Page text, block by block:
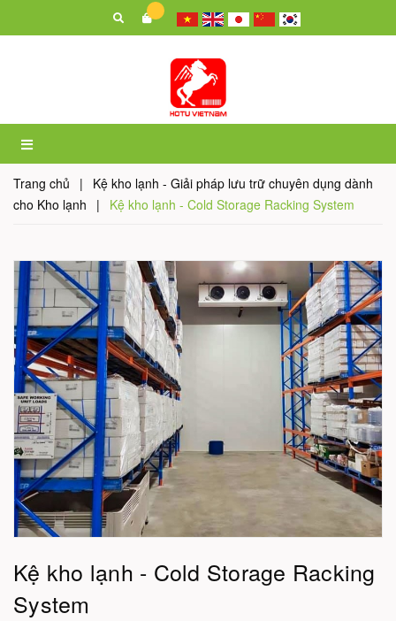
Trang chủ |
Kệ kho lạnh - Giải pháp lưu trữ chuyên dụng dành
cho Kho lạnh
| Kệ kho lạnh - Cold Storage Racking System
Kệ kho lạnh - Cold Storage Racking
System